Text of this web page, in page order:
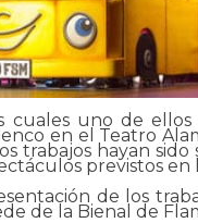
cuales uno de
en el Teatro
trabajos hayan
previstos en
de los
de la Bienal de